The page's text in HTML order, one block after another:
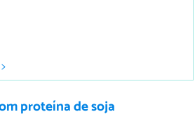
proteína de soja